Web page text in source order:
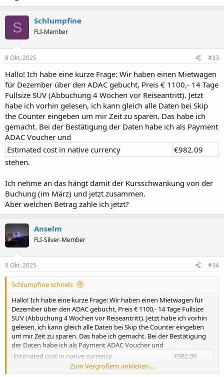
S Schlumpfine
FLI-Member
8 Okt. 2025 #33
Hallo! Ich habe eine kurze Frage: Wir haben einen Mietwagen
für Dezember über den ADAC gebucht, Preis € 1100,- 14 Tage
Fullsize SUV (Abbuchung 4 Wochen vor Reiseantritt). Jetzt
habe ich vorhin gelesen, ich kann gleich alle Daten bei Skip
the Counter eingeben um mir Zeit zu sparen. Das habe ich
gemacht. Bei der Bestätigung der Daten habe ich als Payment
ADAC Voucher und
Estimated cost in native currency
€982.09
stehen.
Ich nehme an das hängt damit der Kursschwankung von der
Buchung (im März) und jetzt zusammen.
Aber welchen Betrag zahle ich jetzt?
Anselm
FLI-Silver-Member
8 Okt. 2025 #34
Schlumpfine schrieb:
Hallo! Ich habe eine kurze Frage: Wir haben einen Mietwagen für
Dezember über den ADAC gebucht, Preis € 1100,- 14 Tage Fullsize
SUV (Abbuchung 4 Wochen vor Reiseantritt). Jetzt habe ich vorhin
gelesen, ich kann gleich alle Daten bei Skip the Counter eingeben
um mir Zeit zu sparen. Das habe ich gemacht. Bei der Bestätigung
der Daten habe ich als Payment ADAC Voucher und
Estimated cost in native currency
€982.09
Zum Vergrößern anklicken....